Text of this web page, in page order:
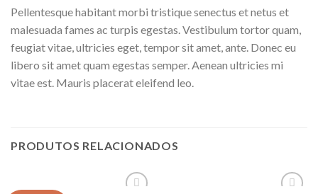
Pellentesque habitant morbi tristique senectus et netus et
malesuada fames ac turpis egestas. Vestibulum tortor quam,
feugiat vitae, ultricies eget, tempor sit amet, ante. Donec eu
libero sit amet quam egestas semper. Aenean ultricies mi
vitae est. Mauris placerat eleifend leo.
PRODUTOS RELACIONADOS